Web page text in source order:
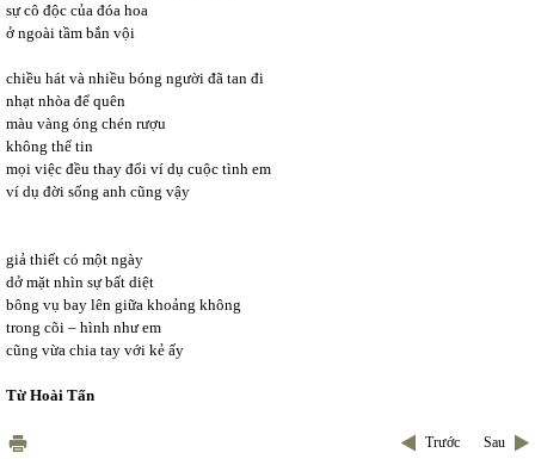
sự cô độc của đóa hoa
ở ngoài tầm bắn vội
chiều hát và nhiều bóng người đã tan đi
nhạt nhòa để quên
màu vàng óng chén rượu
không thể tin
mọi việc đều thay đổi ví dụ cuộc tình em
ví dụ đời sống anh cũng vậy
giả thiết có một ngày
dở mặt nhìn sự bất diệt
bông vụ bay lên giữa khoảng không
trong cõi – hình như em
cũng vừa chia tay với kẻ ấy
Từ Hoài Tấn
Trước Sau